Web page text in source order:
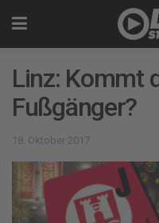
Linz: Kommt
Fußgänger?
18. Oktober 2017